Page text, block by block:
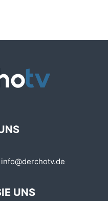
info@derchotv.de
UNS